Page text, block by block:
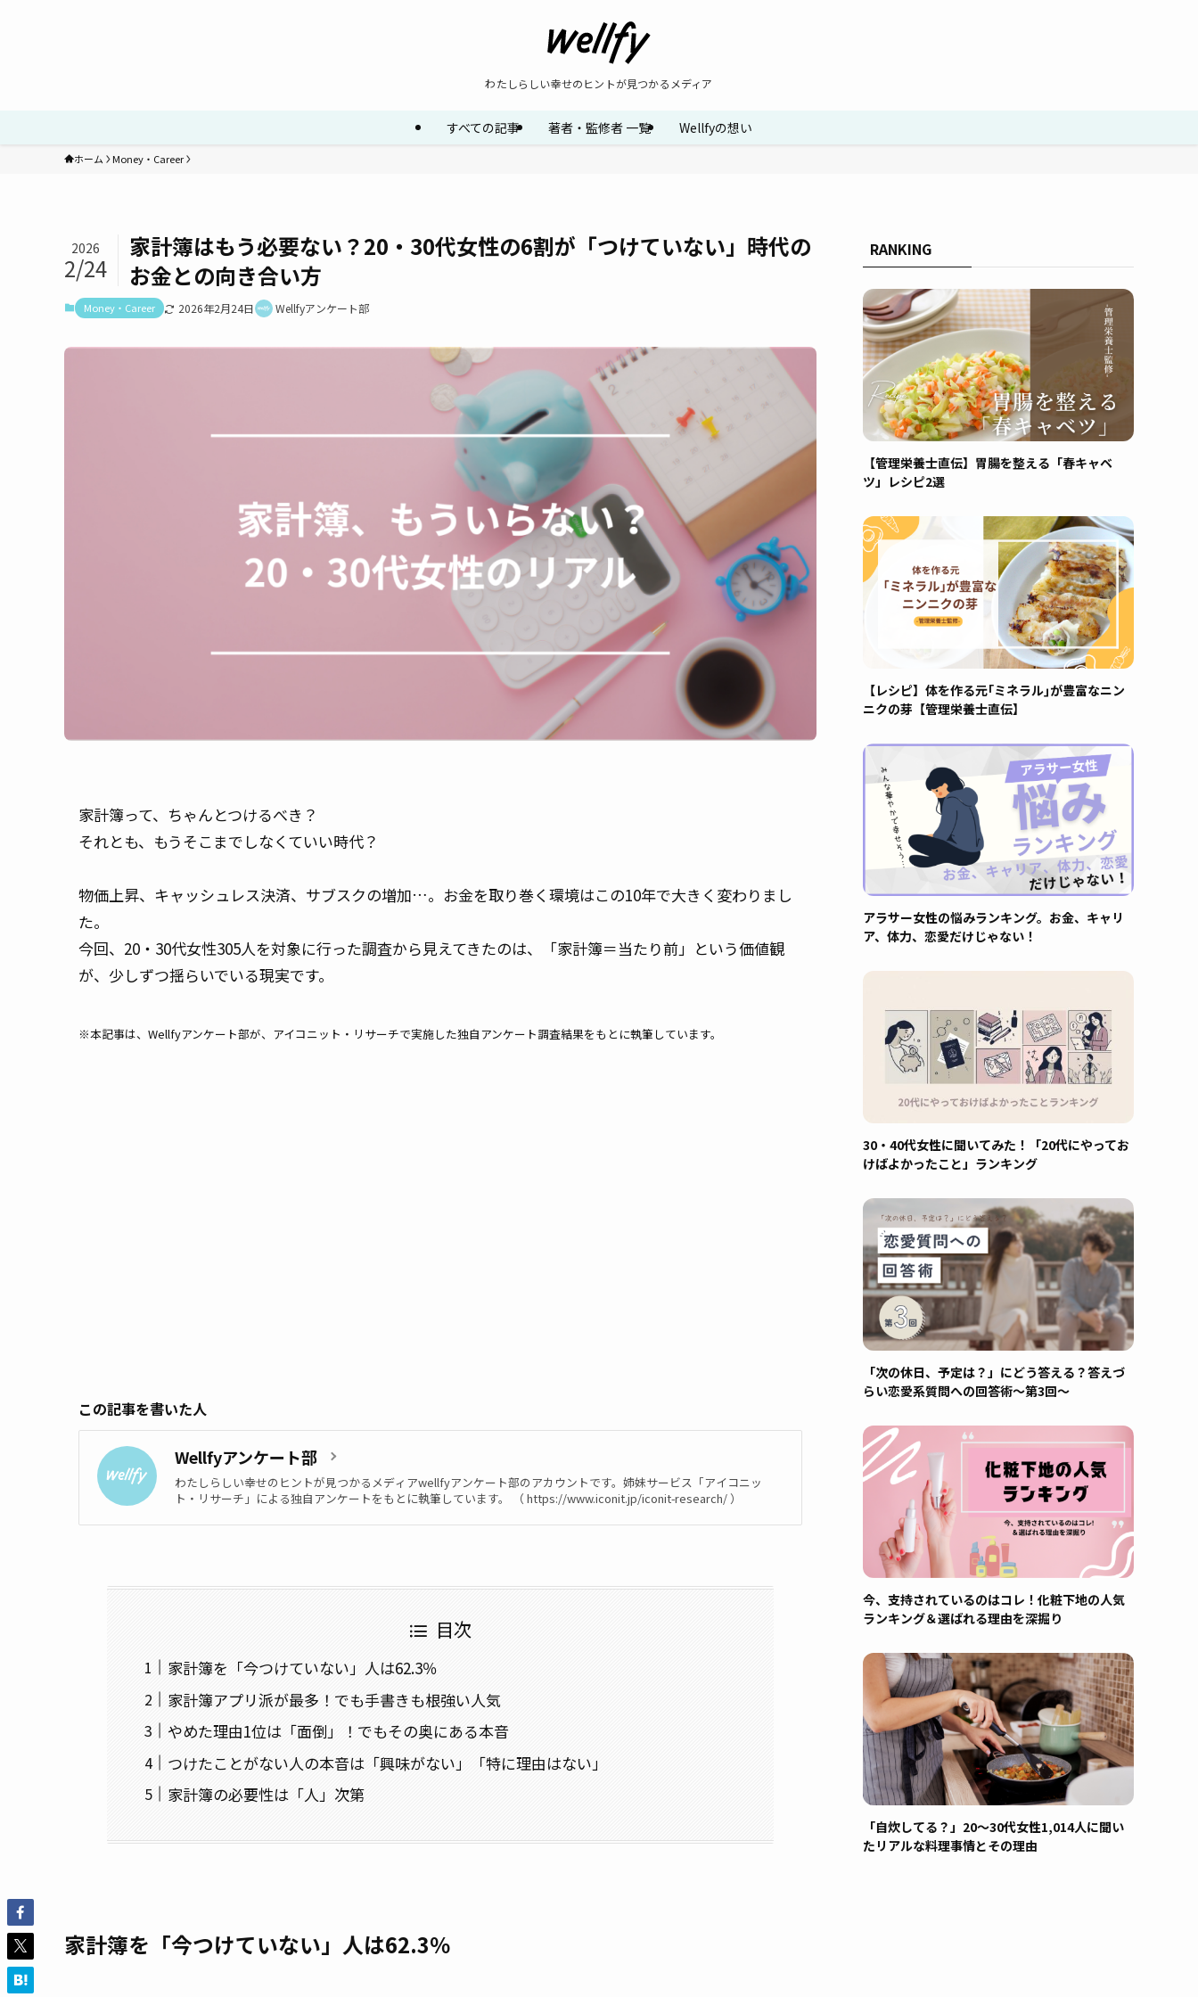
わたしらしい幸せのヒントが見つかるメディア
すべての記事 著者・監修者 一覧 Wellfyの想い
ホーム Money・Career
家計簿はもう必要ない？20・30代女性の6割が「つけていない」時代の
お金との向き合い方
2026
2/24
Money・Career 2026年2月24日 Wellfyアンケート部
家計簿って、ちゃんとつけるべき？
それとも、もうそこまでしなくていい時代？
物価上昇、キャッシュレス決済、サブスクの増加…。お金を取り巻く環境はこの10年で大きく変わりまし
た。
今回、20・30代女性305人を対象に行った調査から見えてきたのは、「家計簿＝当たり前」という価値観
が、少しずつ揺らいでいる現実です。
※本記事は、Wellfyアンケート部が、アイコニット・リサーチで実施した独自アンケート調査結果をもとに執筆しています。
この記事を書いた人
Wellfyアンケート部
わたしらしい幸せのヒントが見つかるメディアwellfyアンケート部のアカウントです。姉妹サービス「アイコニッ
ト・リサーチ」による独自アンケートをもとに執筆しています。 （ https://www.iconit.jp/iconit-research/ ）
目次
家計簿を「今つけていない」人は62.3％
家計簿アプリ派が最多！でも手書きも根強い人気
やめた理由1位は「面倒」！でもその奥にある本音
つけたことがない人の本音は「興味がない」「特に理由はない」
家計簿の必要性は「人」次第
家計簿を「今つけていない」人は62.3％
RANKING
【管理栄養士直伝】胃腸を整える「春キャベ
ツ」レシピ2選
【レシピ】体を作る元｢ミネラル｣が豊富なニン
ニクの芽【管理栄養士直伝】
アラサー女性の悩みランキング。お金、キャリ
ア、体力、恋愛だけじゃない！
30・40代女性に聞いてみた！「20代にやってお
けばよかったこと」ランキング
「次の休日、予定は？」にどう答える？答えづ
らい恋愛系質問への回答術～第3回～
今、支持されているのはコレ！化粧下地の人気
ランキング＆選ばれる理由を深掘り
「自炊してる？」20〜30代女性1,014人に聞い
たリアルな料理事情とその理由